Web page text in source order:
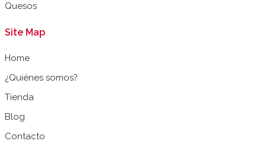
Quesos
Site Map
Home
¿Quiénes somos?
Tienda
Blog
Contacto